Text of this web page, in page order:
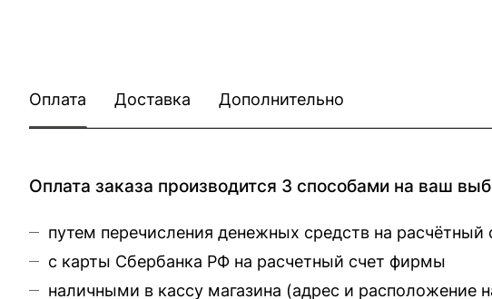
Оплата Доставка Дополнительно
Оплата заказа производится 3 способами на ваш
путем перечисления денежных средств на
с карты Сбербанка РФ на расчетный счет фирмы
наличными в кассу магазина (адрес и расположение